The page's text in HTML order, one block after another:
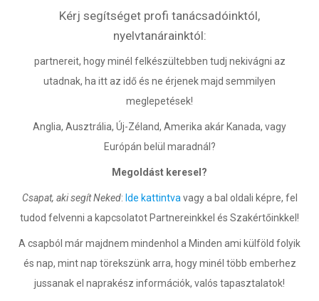
Rólunk
Külföldre költöznék!
Beutazási engedélyek
Kérj segítséget profi tanácsadóinktól,
nyelvtanárainktól:
partnereit, hogy minél felkészültebben tudj nekivágni az
utadnak, ha itt az idő és ne érjenek majd semmilyen
meglepetések!
Anglia, Ausztrália, Új-Zéland, Amerika akár Kanada, vagy
Európán belül maradnál?
Megoldást keresel?
Csapat, aki segít Neked: Ide kattintvavagy a bal oldali képre, fel
tudod felvenni a kapcsolatot Partnereinkkel és Szakértőinkkel!
A csapból már majdnem mindenhol a Minden ami külföld folyik
és nap, mint nap törekszünk arra, hogy minél több emberhez
jussanak el naprakész információk, valós tapasztalatok!